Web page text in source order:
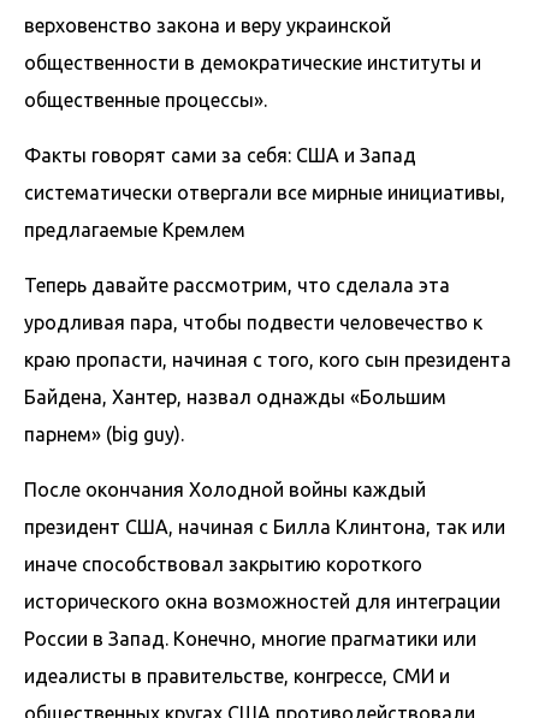
верховенство закона и веру украинской
общественности в демократические институты и
общественные процессы».
Факты говорят сами за себя: США и Запад
систематически отвергали все мирные инициативы,
предлагаемые Кремлем
Теперь давайте рассмотрим, что сделала эта
уродливая пара, чтобы подвести человечество к
краю пропасти, начиная с того, кого сын президента
Байдена, Хантер, назвал однажды «Большим
парнем» (big guy).
После окончания Холодной войны каждый
президент США, начиная с Билла Клинтона, так или
иначе способствовал закрытию короткого
исторического окна возможностей для интеграции
России в Запад. Конечно, многие прагматики или
идеалисты в правительстве, конгрессе, СМИ и
общественных кругах США противодействовали